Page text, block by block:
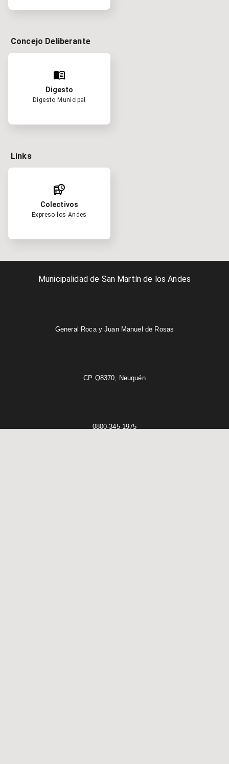
Concejo Deliberante
menu_book
Digesto
Digesto Municipal
Links
departure_board
Colectivos
Expreso los Andes
Municipalidad de San Martín de los Andes
General Roca y Juan Manuel de Rosas
CP Q8370, Neuquén
0800-345-1975